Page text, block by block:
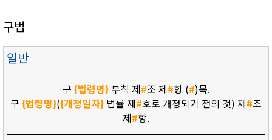
구법
일반
구 {법령명}부칙 제#조 제#항 (#)목.
구 {법령명}({개정일자} 법률 제#호로 개정되기 전의 것) 제#조
제#항.